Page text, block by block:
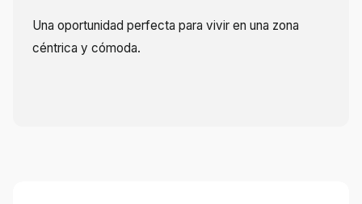
Una oportunidad perfecta para vivir en una zona
céntrica y cómoda.